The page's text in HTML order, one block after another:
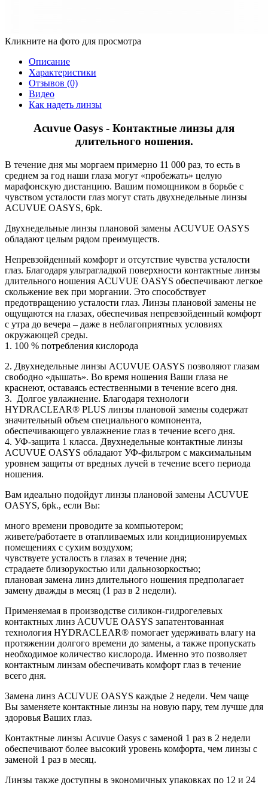
Кликните на фото для просмотра
Описание
Характеристики
Отзывов (0)
Видео
Как надеть линзы
Acuvue Oasys - Контактные линзы для
длительного ношения.
В течение дня мы моргаем примерно 11 000 раз, то есть в
среднем за год наши глаза могут «пробежать» целую
марафонскую дистанцию. Вашим помощником в борьбе с
чувством усталости глаз могут стать двухнедельные линзы
ACUVUE OASYS, 6pk.
Двухнедельные линзы плановой замены ACUVUE OASYS
обладают целым рядом преимуществ.
Непревзойденный комфорт и отсутствие чувства усталости
глаз. Благодаря ультрагладкой поверхности контактные линзы
длительного ношения ACUVUE OASYS обеспечивают легкое
скольжение век при моргании. Это способствует
предотвращению усталости глаз. Линзы плановой замены не
ощущаются на глазах, обеспечивая непревзойденный комфорт
с утра до вечера – даже в неблагоприятных условиях
окружающей среды.
1. 100 % потребления кислорода
2. Двухнедельные линзы ACUVUE OASYS позволяют глазам
свободно «дышать». Во время ношения Ваши глаза не
краснеют, оставаясь естественными в течение всего дня.
3. Долгое увлажнение. Благодаря технологи
HYDRACLEAR® PLUS линзы плановой замены содержат
значительный объем специального компонента,
обеспечивающего увлажнение глаз в течение всего дня.
4. УФ-защита 1 класса. Двухнедельные контактные линзы
ACUVUE OASYS обладают УФ-фильтром с максимальным
уровнем защиты от вредных лучей в течение всего периода
ношения.
Вам идеально подойдут линзы плановой замены ACUVUE
OASYS, 6pk., если Вы:
много времени проводите за компьютером;
живете/работаете в отапливаемых или кондиционируемых
помещениях с сухим воздухом;
чувствуете усталость в глазах в течение дня;
страдаете близорукостью или дальнозоркостью;
плановая замена линз длительного ношения предполагает
замену дважды в месяц (1 раз в 2 недели).
Применяемая в производстве силикон-гидрогелевых
контактных линз ACUVUE OASYS запатентованная
технология HYDRACLEAR® помогает удерживать влагу на
протяжении долгого времени до замены, а также пропускать
необходимое количество кислорода. Именно это позволяет
контактным линзам обеспечивать комфорт глаз в течение
всего дня.
Замена линз ACUVUE OASYS каждые 2 недели. Чем чаще
Вы заменяете контактные линзы на новую пару, тем лучше для
здоровья Ваших глаз.
Контактные линзы Acuvue Oasys с заменой 1 раз в 2 недели
обеспечивают более высокий уровень комфорта, чем линзы с
заменой 1 раз в месяц.
Линзы также доступны в экономичных упаковках по 12 и 24